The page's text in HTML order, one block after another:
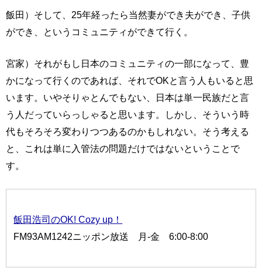
飯田）そして、25年経ったら当然妻ができ夫ができ、子供
ができ、というコミュニティができて行く。
宮家）それがもし日本のコミュニティの一部になって、豊
かになって行くのであれば、それでOKと言う人もいると思
います。いやそりゃとんでもない、日本は単一民族だと言
う人だっていらっしゃると思います。しかし、そういう時
代もそろそろ変わりつつあるのかもしれない。そう考える
と、これは単に入管法の問題だけではないということで
す。
飯田浩司のOK! Cozy up！
FM93AM1242ニッポン放送 月-金 6:00-8:00